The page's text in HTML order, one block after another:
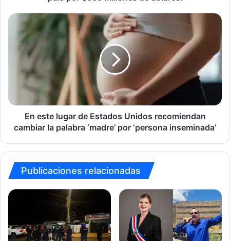
dólares.
En
lugar
Estados
Unidos
recomiendan
cambiar
la
palabra
‘madre’
En este lugar de Estados Unidos recomiendan
cambiar la palabra ‘madre’ por ‘persona inseminada’
Publicaciones relacionadas